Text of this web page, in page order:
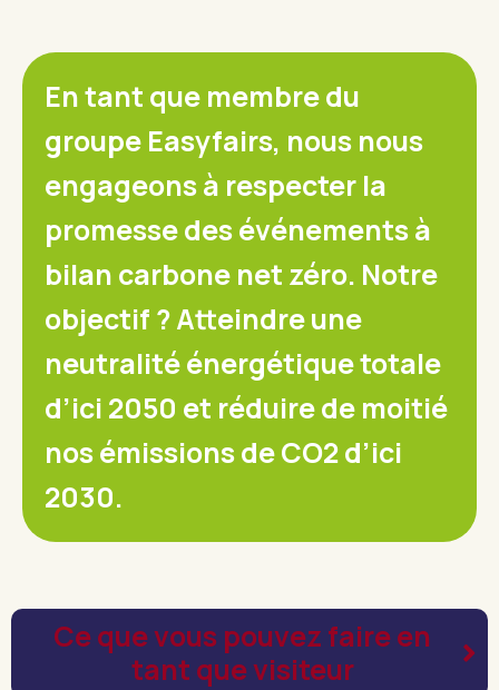
En tant que membre du
groupe Easyfairs, nous nous
engageons à respecter la
promesse des événements à
bilan carbone net zéro. Notre
objectif ? Atteindre une
neutralité énergétique totale
d’ici 2050 et réduire de moitié
nos émissions de CO2 d’ici
2030.
Ce que vous pouvez faire en
tant que visiteur